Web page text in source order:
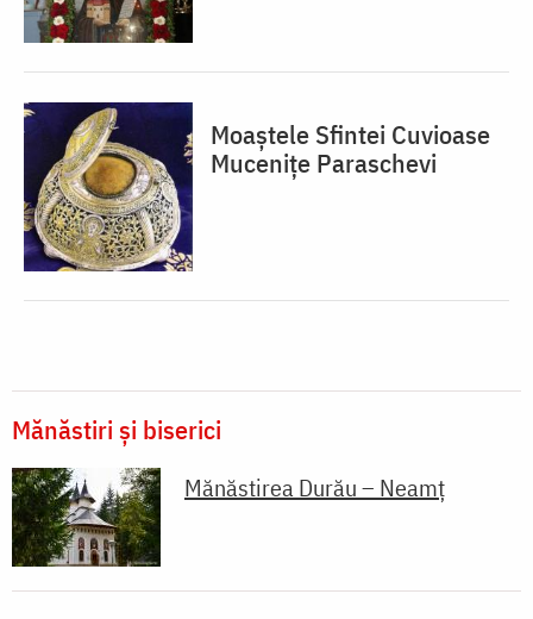
Moaștele Sfintei Cuvioase
Mucenițe Paraschevi
Mănăstiri și biserici
Mănăstirea Durău – Neamț